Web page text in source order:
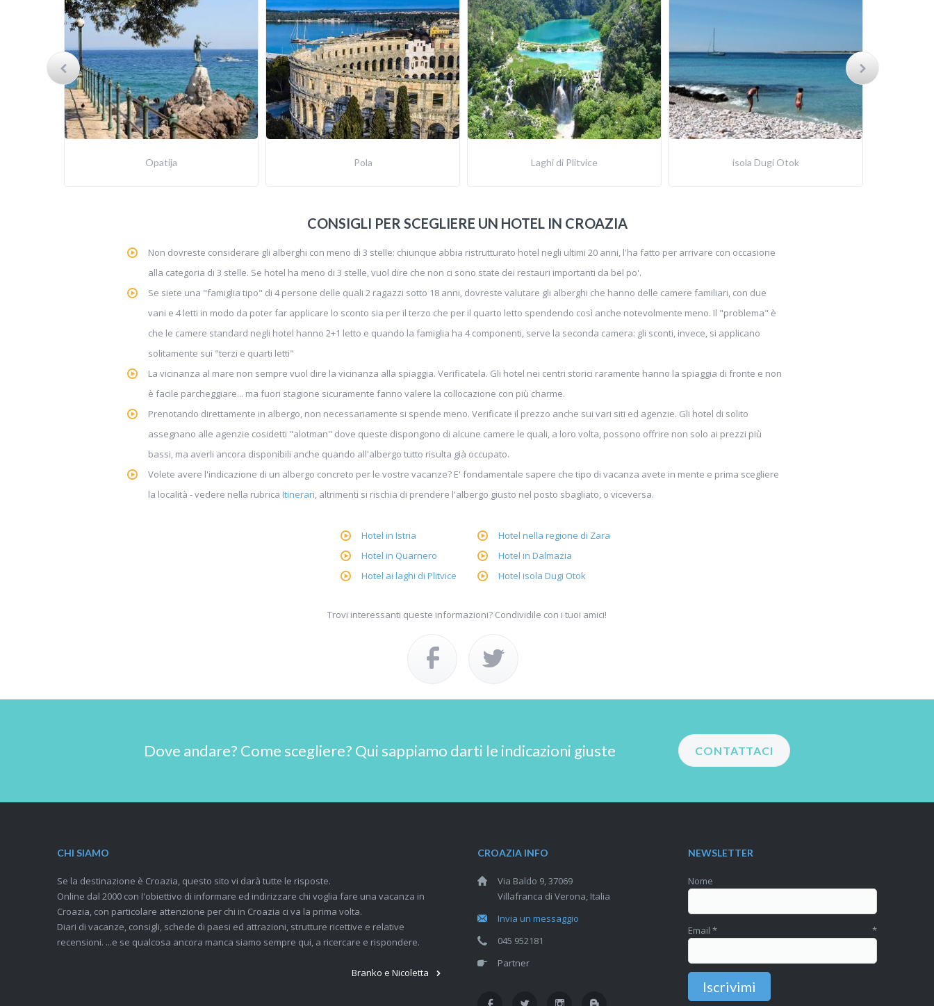
Opatija Pola Laghi di Plitvice isola Dugi Otok
CONSIGLI PER SCEGLIERE UN HOTEL IN CROAZIA
Non dovreste considerare gli alberghi con meno di 3 stelle: chiunque abbia ristrutturato hotel negli ultimi 20 anni, l'ha fatto per arrivare con occasione
alla categoria di 3 stelle. Se hotel ha meno di 3 stelle, vuol dire che non ci sono state dei restauri importanti da bel po'.
Se siete una "famiglia tipo" di 4 persone delle quali 2 ragazzi sotto 18 anni, dovreste valutare gli alberghi che hanno delle camere familiari, con due
vani e 4 letti in modo da poter far applicare lo sconto sia per il terzo che per il quarto letto spendendo così anche notevolmente meno. Il "problema" è
che le camere standard negli hotel hanno 2+1 letto e quando la famiglia ha 4 componenti, serve la seconda camera: gli sconti, invece, si applicano
solitamente sui "terzi e quarti letti"
La vicinanza al mare non sempre vuol dire la vicinanza alla spiaggia. Verificatela. Gli hotel nei centri storici raramente hanno la spiaggia di fronte e non
è facile parcheggiare... ma fuori stagione sicuramente fanno valere la collocazione con più charme.
Prenotando direttamente in albergo, non necessariamente si spende meno. Verificate il prezzo anche sui vari siti ed agenzie. Gli hotel di solito
assegnano alle agenzie cosidetti "alotman" dove queste dispongono di alcune camere le quali, a loro volta, possono offrire non solo ai prezzi più
bassi, ma averli ancora disponibili anche quando all'albergo tutto risulta già occupato.
Volete avere l'indicazione di un albergo concreto per le vostre vacanze? E' fondamentale sapere che tipo di vacanza avete in mente e prima scegliere
la località - vedere nella rubrica Itinerari, altrimenti si rischia di prendere l'albergo giusto nel posto sbagliato, o viceversa.
Hotel in Istria
Hotel in Quarnero
Hotel ai laghi di Plitvice
Hotel nella regione di Zara
Hotel in Dalmazia
Hotel isola Dugi Otok
Trovi interessanti queste informazioni? Condividile con i tuoi amici!
Dove andare? Come scegliere? Qui sappiamo darti le indicazioni giuste CONTATTACI
CHI SIAMO
Se la destinazione è Croazia, questo sito vi darà tutte le risposte.
Online dal 2000 con l'obiettivo di informare ed indirizzare chi voglia fare una vacanza in
Croazia, con particolare attenzione per chi in Croazia ci va la prima volta.
Diari di vacanze, consigli, schede di paesi ed attrazioni, strutture ricettive e relative
recensioni. ...e se qualcosa ancora manca siamo sempre qui, a ricercare e rispondere.
Branko e Nicoletta
CROAZIA INFO
Via Baldo 9, 37069
Villafranca di Verona, Italia
Invia un messaggio
045 952181
Partner
NEWSLETTER
Nome
*
Email *